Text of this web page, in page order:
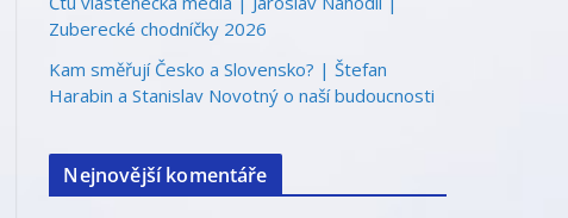
Zuberecké chodníčky 2026
Kam směřují Česko a Slovensko? | Štefan
Harabin a Stanislav Novotný o naší budoucnosti
Nejnovější komentáře